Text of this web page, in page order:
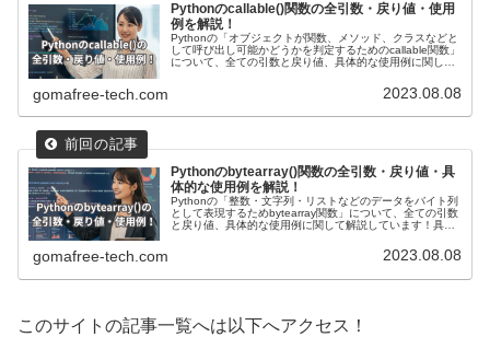
Pythonのcallable()関数の全引数・戻り値・使用
例を解説！
Pythonの「オブジェクトが関数、メソッド、クラスなどと
して呼び出し可能かどうかを判定するためのcallable関数」
について、全ての引数と戻り値、具体的な使用例に関して
gomafree-tech.com 2023.08.08
Pythonのbytearray()関数の全引数・戻り値・具
体的な使用例を解説！
Pythonの「整数・文字列・リストなどのデータをバイト列
として表現するためbytearray関数」について、全ての引数
と戻り値、具体的な使用例に関して解説しています！具体
を使ってバイト列に変換する方法や応用例を紹介していま
gomafree-tech.com 2023.08.08
このサイトの記事一覧へは以下へアクセス！